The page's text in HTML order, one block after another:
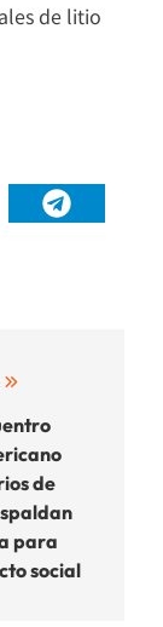
de litio
de
para
social